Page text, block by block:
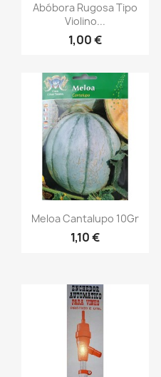
Abóbora Rugosa Tipo
Violino...
1,00 €
Meloa Cantalupo 10Gr
1,10 €